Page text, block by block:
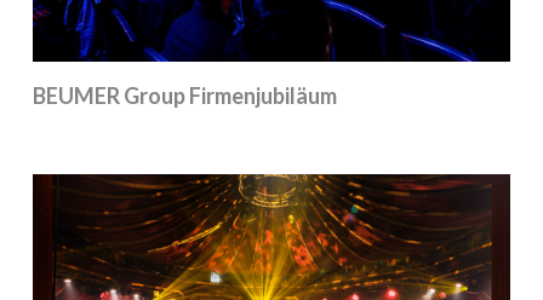
BEUMER Group Firmenjubiläum